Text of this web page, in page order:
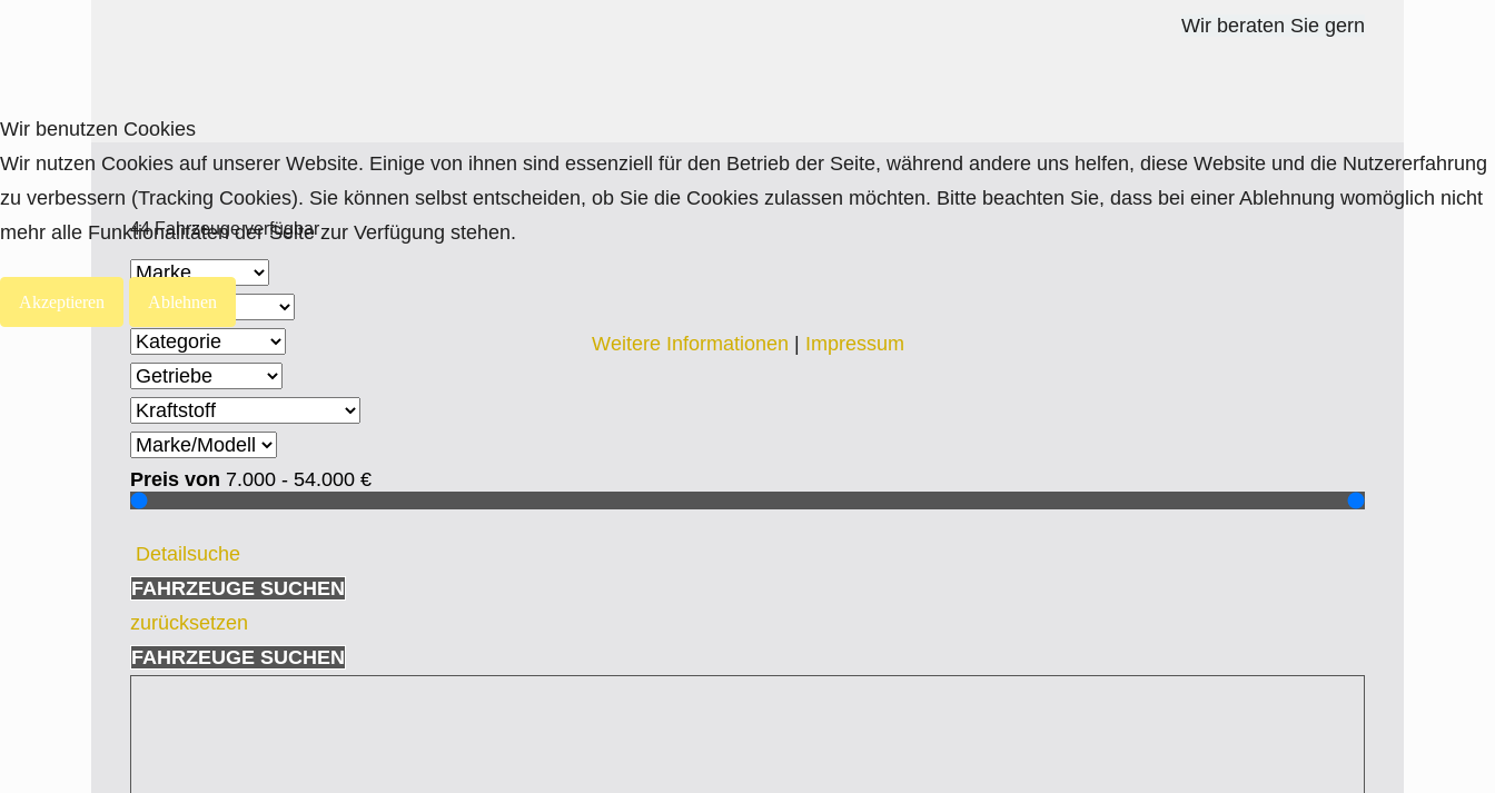
Wir beraten Sie gern
44 Fahrzeuge verfügbar
Preis von 7.000 - 54.000 €
Detailsuche
FAHRZEUGE SUCHEN
zurücksetzen
FAHRZEUGE SUCHEN
Wir benutzen Cookies
Wir nutzen Cookies auf unserer Website. Einige von ihnen sind essenziell für den Betrieb der Seite, während andere uns helfen, diese Website und die Nutzererfahrung
zu verbessern (Tracking Cookies). Sie können selbst entscheiden, ob Sie die Cookies zulassen möchten. Bitte beachten Sie, dass bei einer Ablehnung womöglich nicht
mehr alle Funktionalitäten der Seite zur Verfügung stehen.
Akzeptieren Ablehnen
Weitere Informationen Impressum